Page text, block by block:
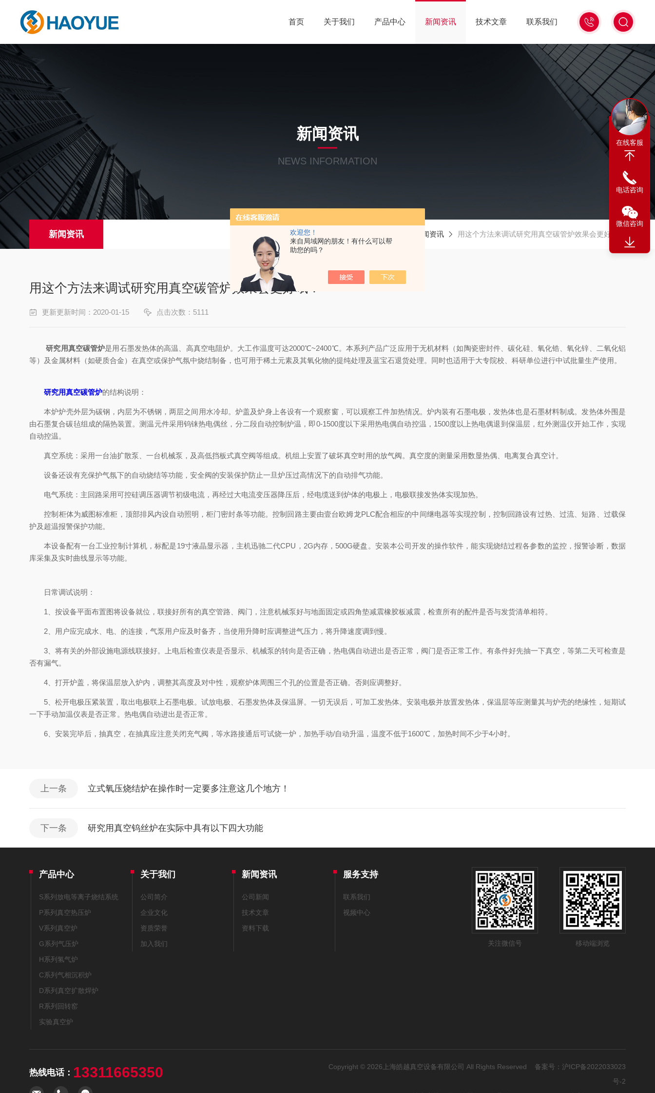
欢迎您！
来自局域网的朋友！有什么可以帮
助您的吗？
13311665350
首页 关于我们 产品中心 新闻资讯 技术文章 联系我们
新闻资讯
NEWS INFORMATION
新闻资讯 新闻资讯 用这个方法来调试研究用真空碳管炉效果会更好哦！
用这个方法来调试研究用真空碳管炉效果会更好哦！
更新更新时间：2020-01-15 点击次数：5111
研究用真空碳管炉是用石墨发热体的高温、高真空电阻炉。大工作温度可达2000℃~2400℃。本系列产品广泛应用于无机材料（如陶瓷密封件、碳化硅、氧化锆、氧化锌、二氧化铝
等）及金属材料（如硬质合金）在真空或保护气氛中烧结制备，也可用于稀土元素及其氧化物的提纯处理及蓝宝石退货处理。同时也适用于大专院校、科研单位进行中试批量生产使用。
研究用真空碳管炉的结构说明：
本炉炉壳外层为碳钢，内层为不锈钢，两层之间用水冷却。炉盖及炉身上各设有一个观察窗，可以观察工件加热情况。炉内装有石墨电极，发热体也是石墨材料制成。发热体外围是
由石墨复合碳毡组成的隔热装置。测温元件采用钨铼热电偶丝，分二段自动控制炉温，即0-1500度以下采用热电偶自动控温，1500度以上热电偶退到保温层，红外测温仪开始工作，实现
自动控温。
真空系统：采用一台油扩散泵、一台机械泵，及高低挡板式真空阀等组成。机组上安置了破坏真空时用的放气阀。真空度的测量采用数显热偶、电离复合真空计。
设备还设有充保护气氛下的自动烧结等功能，安全阀的安装保护防止一旦炉压过高情况下的自动排气功能。
电气系统：主回路采用可控硅调压器调节初级电流，再经过大电流变压器降压后，经电缆送到炉体的电极上，电极联接发热体实现加热。
控制柜体为威图标准柜，顶部排风内设自动照明，柜门密封条等功能。控制回路主要由壹台欧姆龙PLC配合相应的中间继电器等实现控制，控制回路设有过热、过流、短路、过载保
护及超温报警保护功能。
本设备配有一台工业控制计算机，标配是19寸液晶显示器，主机迅驰二代CPU，2G内存，500G硬盘。安装本公司开发的操作软件，能实现烧结过程各参数的监控，报警诊断，数据
库采集及实时曲线显示等功能。
日常调试说明：
1、按设备平面布置图将设备就位，联接好所有的真空管路、阀门，注意机械泵好与地面固定或四角垫减震橡胶板减震，检查所有的配件是否与发货清单相符。
2、用户应完成水、电、的连接，气泵用户应及时备齐，当使用升降时应调整进气压力，将升降速度调到慢。
3、将有关的外部设施电源线联接好。上电后检查仪表是否显示、机械泵的转向是否正确，热电偶自动进出是否正常，阀门是否正常工作。有条件好先抽一下真空，等第二天可检查是
否有漏气。
4、打开炉盖，将保温层放入炉内，调整其高度及对中性，观察炉体周围三个孔的位置是否正确。否则应调整好。
5、松开电极压紧装置，取出电极联上石墨电极。试放电极、石墨发热体及保温屏。一切无误后，可加工发热体。安装电极并放置发热体，保温层等应测量其与炉壳的绝缘性，短期试
一下手动加温仪表是否正常。热电偶自动进出是否正常。
6、安装完毕后，抽真空，在抽真应注意关闭充气阀，等水路接通后可试烧一炉，加热手动/自动升温，温度不低于1600℃，加热时间不少于4小时。
上一条 立式氧压烧结炉在操作时一定要多注意这几个地方！
下一条 研究用真空钨丝炉在实际中具有以下四大功能
产品中心
S系列放电等离子烧结系统
P系列真空热压炉
V系列真空炉
G系列气压炉
H系列氢气炉
C系列气相沉积炉
D系列真空扩散焊炉
R系列回转窑
实验真空炉
关于我们
公司简介
企业文化
资质荣誉
加入我们
新闻资讯
公司新闻
技术文章
资料下载
服务支持
联系我们
视频中心
关注微信号 移动端浏览
热线电话： 13311665350 Copyright © 2026上海皓越真空设备有限公司 All Rights Reserved 备案号： 沪ICP备2022033023
号-2
在线客服
电话咨询
微信咨询